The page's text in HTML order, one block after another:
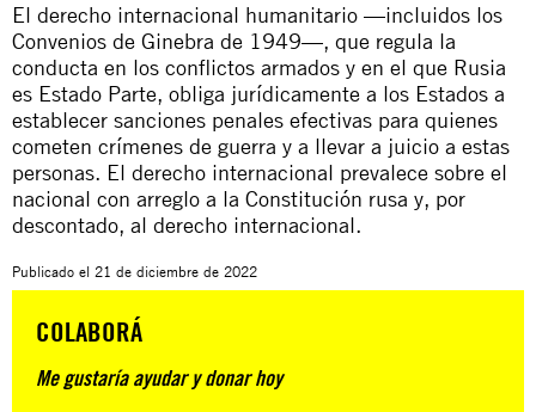
El derecho internacional humanitario —incluidos los
Convenios de Ginebra de 1949—, que regula la
conducta en los conflictos armados y en el que Rusia
es Estado Parte, obliga jurídicamente a los Estados a
establecer sanciones penales efectivas para quienes
cometen crímenes de guerra y a llevar a juicio a estas
personas. El derecho internacional prevalece sobre el
nacional con arreglo a la Constitución rusa y, por
descontado, al derecho internacional.
Publicado el 21 de diciembre de 2022
COLABORÁ
Me gustaría ayudar y donar hoy